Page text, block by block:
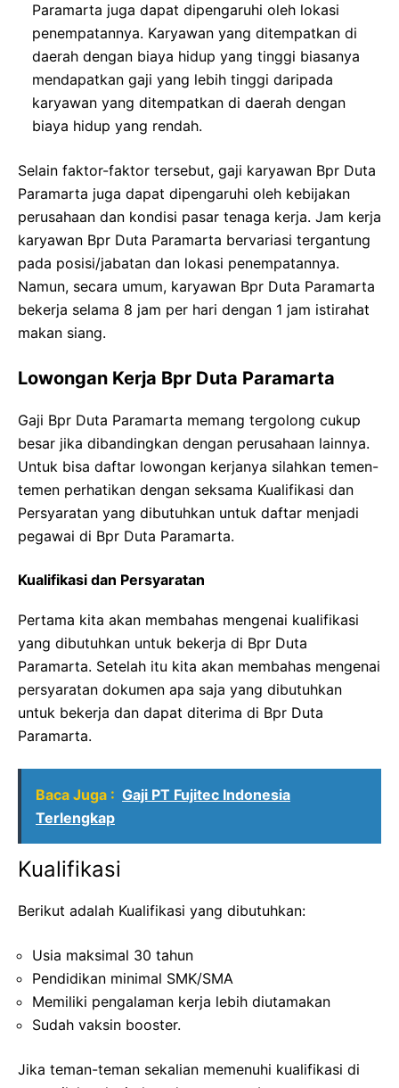
Paramarta juga dapat dipengaruhi oleh lokasi
penempatannya. Karyawan yang ditempatkan di
daerah dengan biaya hidup yang tinggi biasanya
mendapatkan gaji yang lebih tinggi daripada
karyawan yang ditempatkan di daerah dengan
biaya hidup yang rendah.
Selain faktor-faktor tersebut, gaji karyawan Bpr Duta
Paramarta juga dapat dipengaruhi oleh kebijakan
perusahaan dan kondisi pasar tenaga kerja. Jam kerja
karyawan Bpr Duta Paramarta bervariasi tergantung
pada posisi/jabatan dan lokasi penempatannya.
Namun, secara umum, karyawan Bpr Duta Paramarta
bekerja selama 8 jam per hari dengan 1 jam istirahat
makan siang.
Lowongan Kerja Bpr Duta Paramarta
Gaji Bpr Duta Paramarta memang tergolong cukup
besar jika dibandingkan dengan perusahaan lainnya.
Untuk bisa daftar lowongan kerjanya silahkan temen-
temen perhatikan dengan seksama Kualifikasi dan
Persyaratan yang dibutuhkan untuk daftar menjadi
pegawai di Bpr Duta Paramarta.
Kualifikasi dan Persyaratan
Pertama kita akan membahas mengenai kualifikasi
yang dibutuhkan untuk bekerja di Bpr Duta
Paramarta. Setelah itu kita akan membahas mengenai
persyaratan dokumen apa saja yang dibutuhkan
untuk bekerja dan dapat diterima di Bpr Duta
Paramarta.
Baca Juga : Gaji PT Fujitec Indonesia
Terlengkap
Kualifikasi
Berikut adalah Kualifikasi yang dibutuhkan:
Usia maksimal 30 tahun
Pendidikan minimal SMK/SMA
Memiliki pengalaman kerja lebih diutamakan
Sudah vaksin booster.
Jika teman-teman sekalian memenuhi kualifikasi di